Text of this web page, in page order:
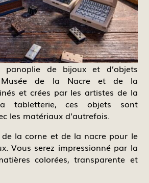
panoplie de bijoux et d’objets
Musée de la Nacre et de la
et crées par les artistes de la
tabletterie, ces objets sont
les matériaux d’autrefois.
de la corne et de la nacre pour le
Vous serez impressionné par la
colorées, transparente et